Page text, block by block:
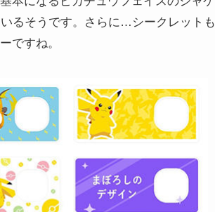
るそうです。さらに…シークレットも
ですね。